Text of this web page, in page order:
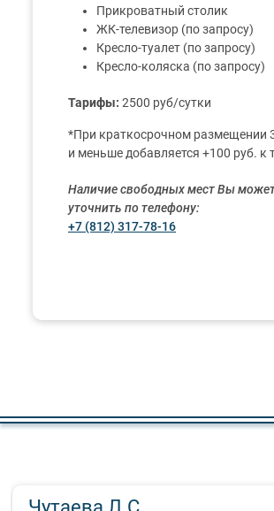
Прикроватный столик
ЖК-телевизор (по запросу)
Кресло-туалет (по запросу)
Кресло-коляска (по запросу)
Тарифы: 2500 руб/сутки
*При краткосрочном размещении
и меньше добавляется +100 руб. к
Наличие свободных мест Вы
уточнить по телефону:
+7 (812) 317-78-16
Чутаева Л.С.